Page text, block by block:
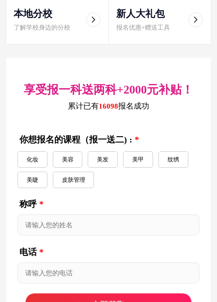
本地分校
了解学校身边的分校
新人大礼包
报名优惠+赠送工具
享受报一科送两科+2000元补贴！
累计已有16098报名成功
你想报名的课程（报一送二) : *
化妆 美容 美发 美甲 纹绣
美睫 皮肤管理
称呼 *
电话 *